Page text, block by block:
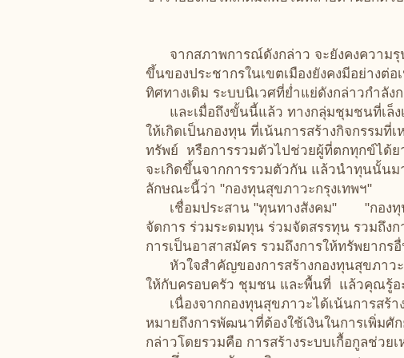
จากสภาพการณ์ดังกล่าว จะยังคงความรุ
ขึ้นของประชากรในเขตเมืองยังคงมีอย่าง
ทิศทางเดิม ระบบนิเวศที่ย่ำแย่ดังกล่าวกำลั
และเมื่อถึงขั้นนี้แล้ว ทางกลุ่มชุมชนที่เล็ง
ให้เกิดเป็นกองทุน ที่เน้นการสร้างกิจกรรม
ทรัพย์ หรือการรวมตัวไปช่วยผู้ที่ตกทุกข์ได้ย
จะเกิดขึ้นจากการรวมตัวกัน แล้วนำทุนนั้นม
ลักษณะนี้ว่า "กองทุนสุขภาวะกรุงเทพฯ"
เชื่อมประสาน "ทุนทางสังคม" "กองทุนสุ
จัดการ ร่วมระดมทุน ร่วมจัดสรรทุน รวมถึง
การเป็นอาสาสมัคร รวมถึงการให้ทรัพยากร
หัวใจสำคัญของการสร้างกองทุนสุขภาวะ
ให้กับครอบครัว ชุมชน และพื้นที่ แล้วคุณรู้อะ
เนื่องจากกองทุนสุขภาวะได้เน้นการสร้า
หมายถึงการพัฒนาที่ต้องใช้เงินในการเพิ่มศั
กล่าวโดยรวมคือ การสร้างระบบเกื้อกูลช่ว